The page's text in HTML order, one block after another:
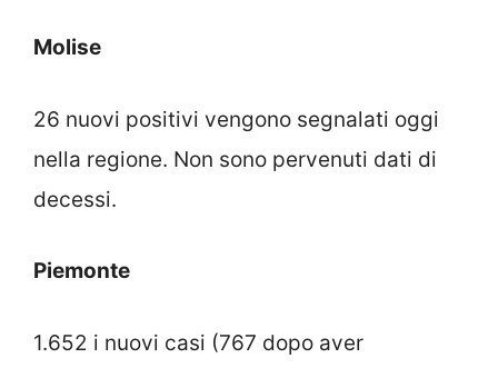
Molise
26 nuovi positivi vengono segnalati oggi
nella regione. Non sono pervenuti dati di
decessi.
Piemonte
1.652 i nuovi casi (767 dopo aver